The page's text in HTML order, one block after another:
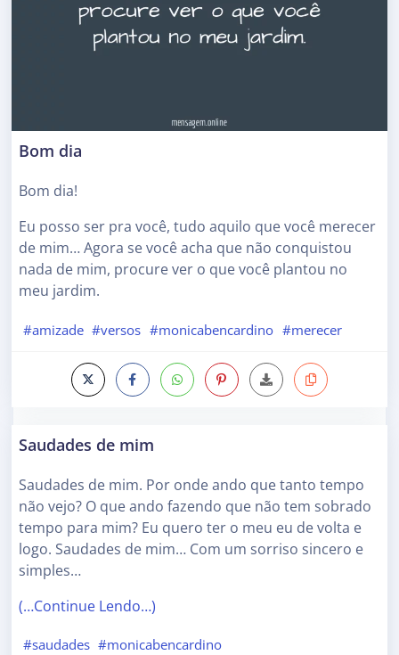
Bom dia
Bom dia!
Eu posso ser pra você, tudo aquilo que você merecer
de mim… Agora se você acha que não conquistou
nada de mim, procure ver o que você plantou no
meu jardim.
#amizade #versos #monicabencardino #merecer
Saudades de mim
Saudades de mim. Por onde ando que tanto tempo
não vejo? O que ando fazendo que não tem sobrado
tempo para mim? Eu quero ter o meu eu de volta e
logo. Saudades de mim… Com um sorriso sincero e
simples…
(…Continue Lendo…)
#saudades #monicabencardino